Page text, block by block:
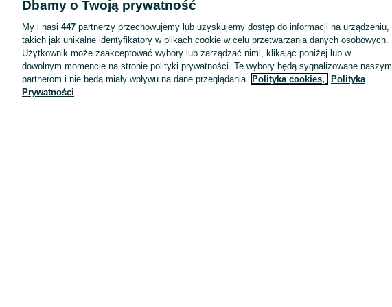
Wyróżnione ogłoszenia
Oferta dla firm
Blog
Regulamin
Polityka prywatności
Dbamy o Twoją prywatność
My i nasi 447 partnerzy przechowujemy lub uzyskujemy dostęp do informacji na urządzeniu,
takich jak unikalne identyfikatory w plikach cookie w celu przetwarzania danych osobowych.
Użytkownik może zaakceptować wybory lub zarządzać nimi, klikając poniżej lub w
dowolnym momencie na stronie polityki prywatności. Te wybory będą sygnalizowane naszym
partnerom i nie będą miały wpływu na dane przeglądania. Polityka cookies,
Polityka
Prywatności